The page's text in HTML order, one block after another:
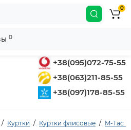
+38(095)072-75-55
+38(063)211-85-55
+38(097)178-85-55
0
Куртки Куртки флисовые M-Tac
0